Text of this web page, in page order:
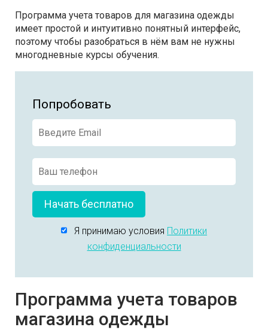
Программа учета товаров для магазина одежды
имеет простой и интуитивно понятный интерфейс,
поэтому чтобы разобраться в нём вам не нужны
многодневные курсы обучения.
Попробовать
Начать бесплатно
Я принимаю условия Политики
конфиденциальности
Программа учета товаров
магазина одежды